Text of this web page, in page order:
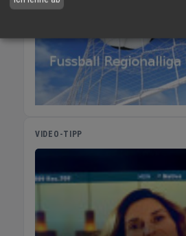
VIDEO-TIPP